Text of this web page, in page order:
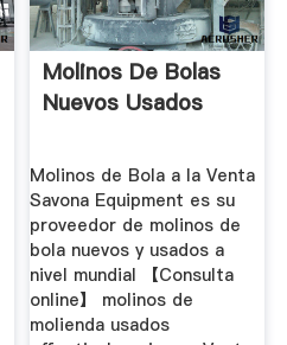
Molinos De Bolas
Nuevos Usados
Molinos de Bola a la Venta
Savona Equipment es su
proveedor de molinos de
bola nuevos y usados a
nivel mundial 【Consulta
online】 molinos de
molienda usados